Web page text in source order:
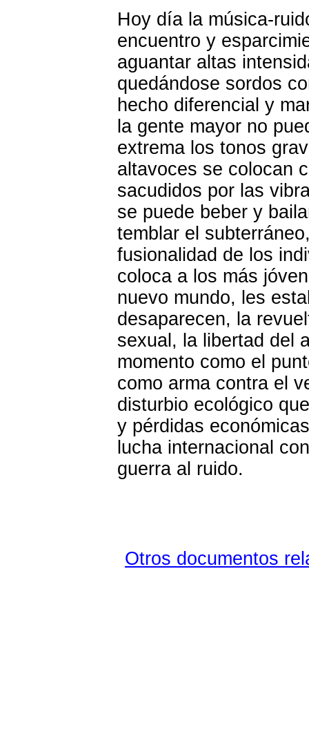
Hoy día la música-
encuentro y
aguantar altas
quedándose sordos
hecho diferencial y
la gente mayor no
extrema los tonos
altavoces se colocan
sacudidos por las
se puede beber y
temblar el
fusionalidad de los
coloca a los más
nuevo mundo, les
desaparecen, la
sexual, la libertad del
momento como el
como arma contra el
disturbio ecológico
y pérdidas
lucha internacional
guerra al ruido.
Otros documentos